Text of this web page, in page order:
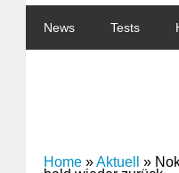
News Tests
Home »Aktuell »